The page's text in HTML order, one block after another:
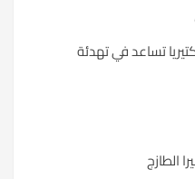
تساعد في تهدئة